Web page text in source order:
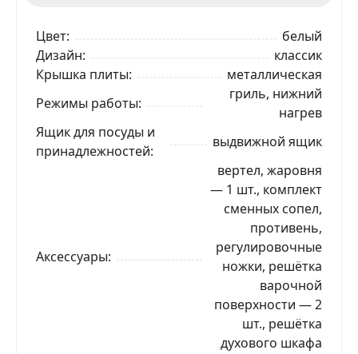
Цвет
белый
Дизайн
классик
Крышка плиты
металлическая
Режимы работы
гриль, нижний
нагрев
Ящик для посуды и
принадлежностей
выдвижной ящик
Аксессуары
вертел, жаровня
— 1 шт., комплект
сменных сопел,
противень,
регулировочные
ножки, решётка
варочной
поверхности — 2
шт., решётка
духового шкафа